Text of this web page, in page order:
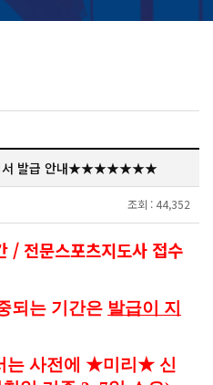
발급 안내★★★★★★★
조회 : 44,352
/ 전문스포츠지도사 접수
되는 기간은 발급이 지
는 사전에 ★미리​★ 신